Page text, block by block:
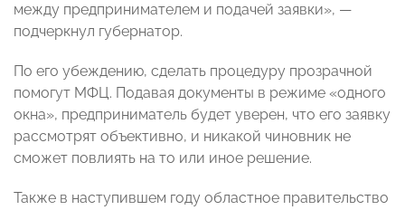
между предпринимателем и подачей заявки», —
подчеркнул губернатор.
По его убеждению, сделать процедуру прозрачной
помогут МФЦ. Подавая документы в режиме «одного
окна», предприниматель будет уверен, что его заявку
рассмотрят объективно, и никакой чиновник не
сможет повлиять на то или иное решение.
Также в наступившем году областное правительство